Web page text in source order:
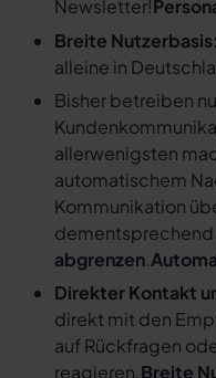
Newsletter!
Breite Nutzerbasis:
alleine in
Bisher betreiben
allerwenigsten
automatischem
Kommunikation
dementsprechend
abgrenzen.
Direkter Kontakt
direkt mit den
auf Rückfragen
reagieren.Breite